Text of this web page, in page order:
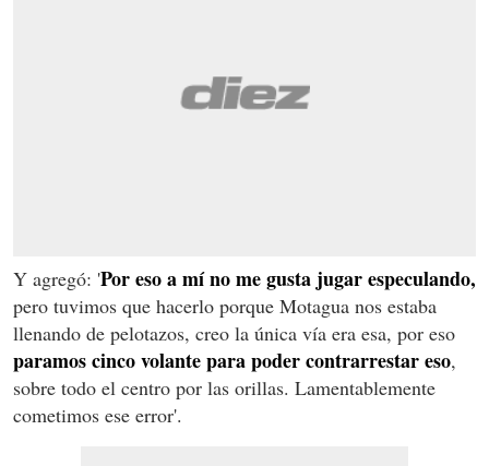
Y agregó: 'Por eso a mí no me gusta jugar especulando,
pero tuvimos que hacerlo porque Motagua nos estaba
llenando de pelotazos, creo la única vía era esa, por eso
paramos cinco volante para poder contrarrestar eso,
sobre todo el centro por las orillas. Lamentablemente
cometimos ese error'.